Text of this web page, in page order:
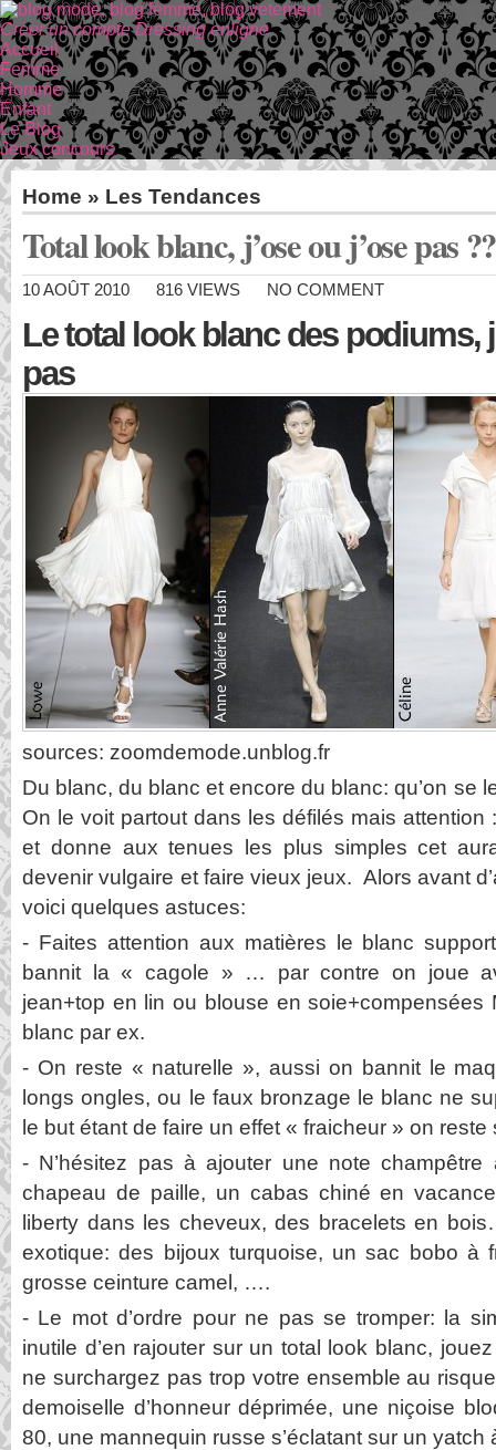
Creer un compte Dressing enligne
Accueil
Femme
Homme
Enfant
Le Blog
Jeux concours
Home » Les Tendances
Total look blanc, j’ose ou j’ose pas ??
10 AOÛT 2010 816 VIEWS NO COMMENT
Le total look blanc des podiums,
pas
sources: zoomdemode.unblog.fr
Du blanc, du blanc et encore du blanc: qu’on se
On le voit partout dans les défilés mais attention
et donne aux tenues les plus simples cet
devenir vulgaire et faire vieux jeux. Alors avant
voici quelques astuces:
- Faites attention aux matières le blanc
bannit la « cagole » … par contre on joue
jean+top en lin ou blouse en soie+compensées
blanc par ex.
- On reste « naturelle », aussi on bannit le
longs ongles, ou le faux bronzage le blanc ne
le but étant de faire un effet « fraicheur » on reste
- N’hésitez pas à ajouter une note
chapeau de paille, un cabas chiné en
liberty dans les cheveux, des bracelets en
exotique: des bijoux turquoise, un sac bobo à
grosse ceinture camel, ….
- Le mot d’ordre pour ne pas se tromper: la
inutile d’en rajouter sur un total look blanc,
ne surchargez pas trop votre ensemble au
demoiselle d’honneur déprimée, une niçoise
80, une mannequin russe s’éclatant sur un